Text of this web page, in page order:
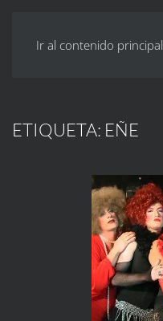
Ir al contenido principal
ETIQUETA: EÑE